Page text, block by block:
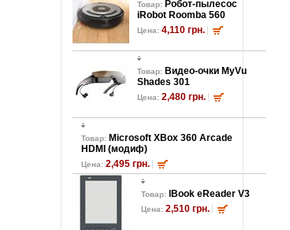
Товар: Робот-пылесос
iRobot Roomba 560
Цена: 4,110 грн.
Товар: Видео-очки MyVu
Shades 301
Цена: 2,480 грн.
Товар: Microsoft XBox 360 Arcade
HDMI (модиф)
Цена: 2,495 грн.
Товар: lBook eReader V3
Цена: 2,510 грн.